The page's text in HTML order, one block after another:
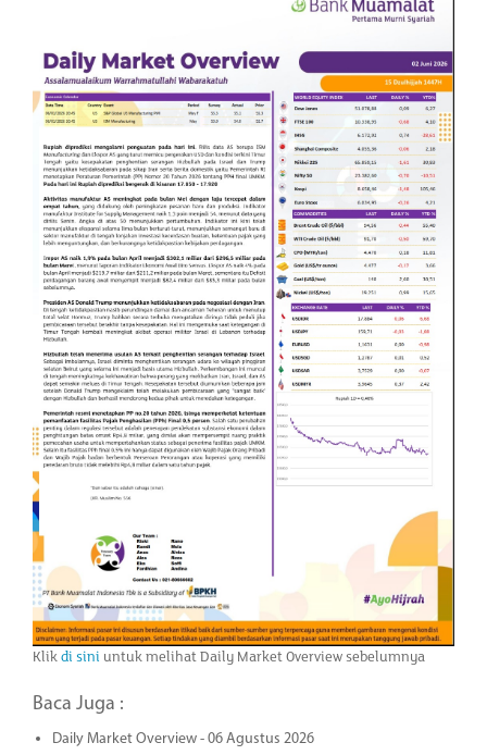
Klikdi sini untuk melihat Daily Market Overview sebelumnya
Baca Juga :
Daily Market Overview - 06 Agustus 2026